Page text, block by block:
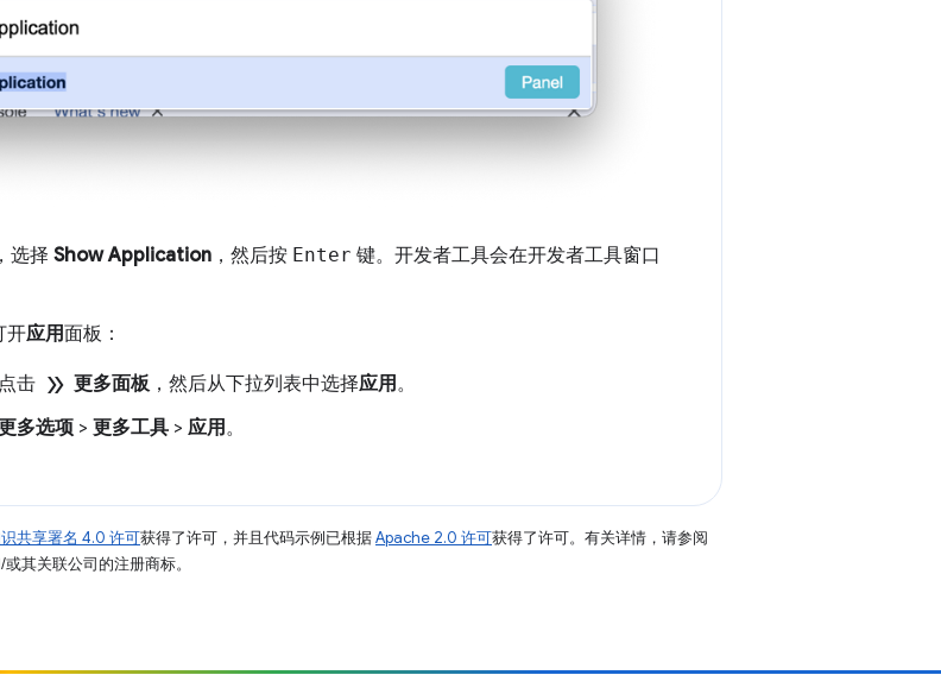
，选择 Show Application ，然后按 Enter 键。开发者工具会在开发者工具窗口
开应用面板：
击 double_arrow 更多面板，然后从下拉列表中选择应用。
多选项 > 更多工具 > 应用。
共享署名 4.0 许可获得了许可，并且代码示例已根据Apache 2.0 许可获得了许可。有关详情，请参阅
其关联公司的注册商标。